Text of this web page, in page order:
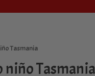
Tasmania
Tasmania